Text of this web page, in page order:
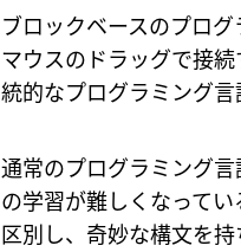
ブロックベースのプロ
マウスのドラッグで接
統的なプログラミング言
通常のプログラミング
の学習が難しくなって
区別し、奇妙な構文を